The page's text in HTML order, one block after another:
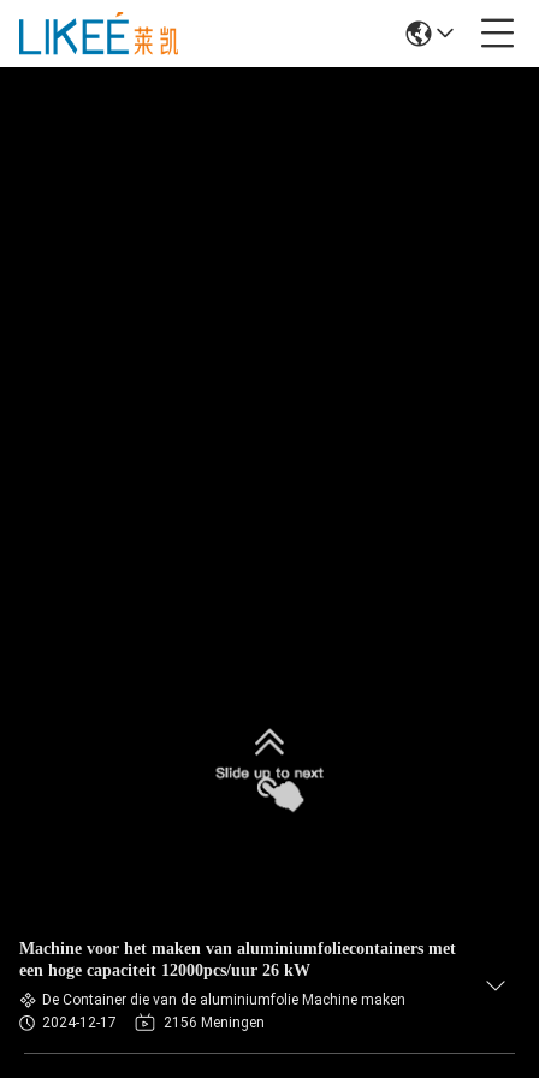
Machine voor het maken van aluminiumfoliecontainers met
een hoge capaciteit 12000pcs/uur 26 kW
De Container die van de aluminiumfolie Machine maken
2024-12-17
2156 Meningen